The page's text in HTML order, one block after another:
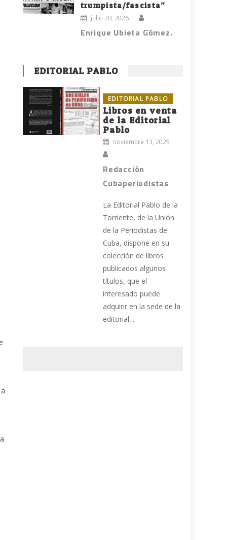
trumpista/fascista”
julio 28, 2026
Enrique Ubieta Gómez.
EDITORIAL PABLO
EDITORIAL PABLO
Libros en venta
de la Editorial
Pablo
noviembre 13, 2025
Redacción
Cubaperiodistas
La Editorial Pablo de la
Torriente, de la Unión
de la Periodistas de
Cuba, dispone en su
colección de libros
publicados algunos
títulos, que el
interesado puede
adquirir en la sede de la
editorial,...